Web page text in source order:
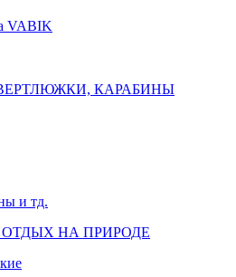
VABIK
КАРАБИНЫ
и тд.
НА ПРИРОДЕ